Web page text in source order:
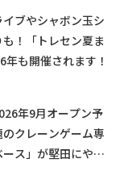
イブやシャボン玉シ
！「トレセン夏ま
年も開催されます！
年9月オープン予
クレーンゲーム専
ス」が堅田にやっ